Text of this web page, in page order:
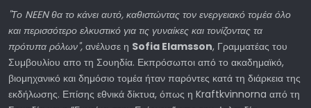
"Το NEEN θα το κάνει αυτό, καθιστώντας τον ενεργειακό τομέα όλο
και περισσότερο ελκυστικό για τις γυναίκες και τονίζοντας τα
πρότυπα ρόλων", ανέλυσε η Sofia Elamsson, Γραμματέας του
Συμβουλίου απο τη Σουηδία. Εκπρόσωποι από το ακαδημαϊκό,
βιομηχανικό και δημόσιο τομέα ήταν παρόντες κατά τη διάρκεια της
εκδήλωσης. Επίσης εθνικά δίκτυα, όπως η Kraftkvinnorna από τη